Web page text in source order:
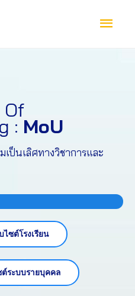
: MoU
เป็นเลิศทางวิชาการและ
ไซต์โรงเรียน
ต์ระบบรายบุคคล